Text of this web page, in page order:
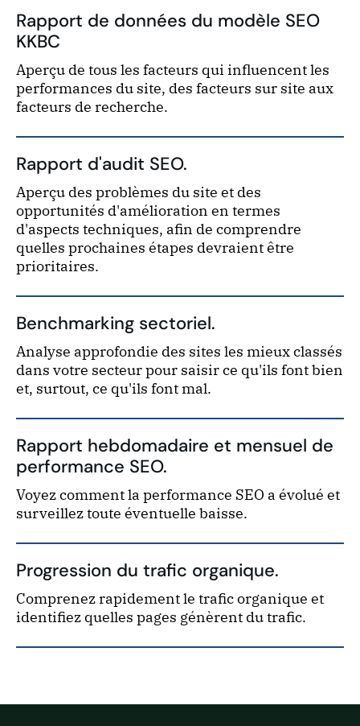
Rapport de données du modèle SEO
KKBC
Aperçu de tous les facteurs qui influencent les
performances du site, des facteurs sur site aux
facteurs de recherche.
Rapport d'audit SEO.
Aperçu des problèmes du site et des
opportunités d'amélioration en termes
d'aspects techniques, afin de comprendre
quelles prochaines étapes devraient être
prioritaires.
Benchmarking sectoriel.
Analyse approfondie des sites les mieux classés
dans votre secteur pour saisir ce qu'ils font bien
et, surtout, ce qu'ils font mal.
Rapport hebdomadaire et mensuel de
performance SEO.
Voyez comment la performance SEO a évolué et
surveillez toute éventuelle baisse.
Progression du trafic organique.
Comprenez rapidement le trafic organique et
identifiez quelles pages génèrent du trafic.